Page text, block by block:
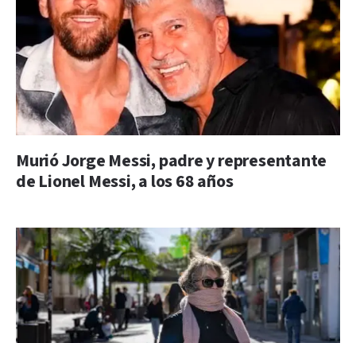
Murió Jorge Messi, padre y representante
de Lionel Messi, a los 68 años